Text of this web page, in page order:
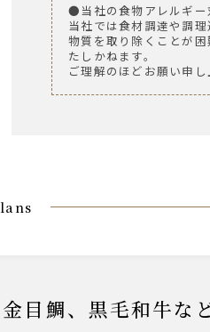
●当社の食物アレルギー
当社では食材調達や調
物質を取り除くことが
たしかねます。
ご理解のほどお願い申し
Plans